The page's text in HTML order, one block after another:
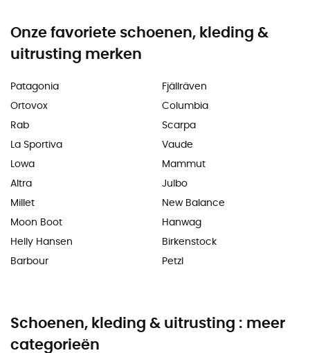
Onze favoriete schoenen, kleding &
uitrusting merken
Patagonia
Ortovox
Rab
La Sportiva
Lowa
Altra
Millet
Moon Boot
Helly Hansen
Barbour
Fjällräven
Columbia
Scarpa
Vaude
Mammut
Julbo
New Balance
Hanwag
Birkenstock
Petzl
Schoenen, kleding & uitrusting : meer
categorieën